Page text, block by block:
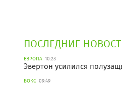
ПОСЛЕДНИЕ
ЕВРОПА 10:23
Эвертон усилился
БОКС 09:49